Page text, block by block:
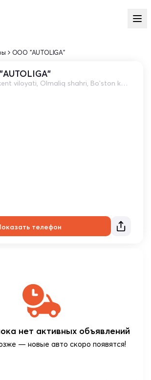
OOO "AUTOLIGA"
Toshkent viloyati, Olmaliq shahri, Bo'ston ko'chasi, 20
телефон
нет активных объявлений
— новые авто скоро появятся!